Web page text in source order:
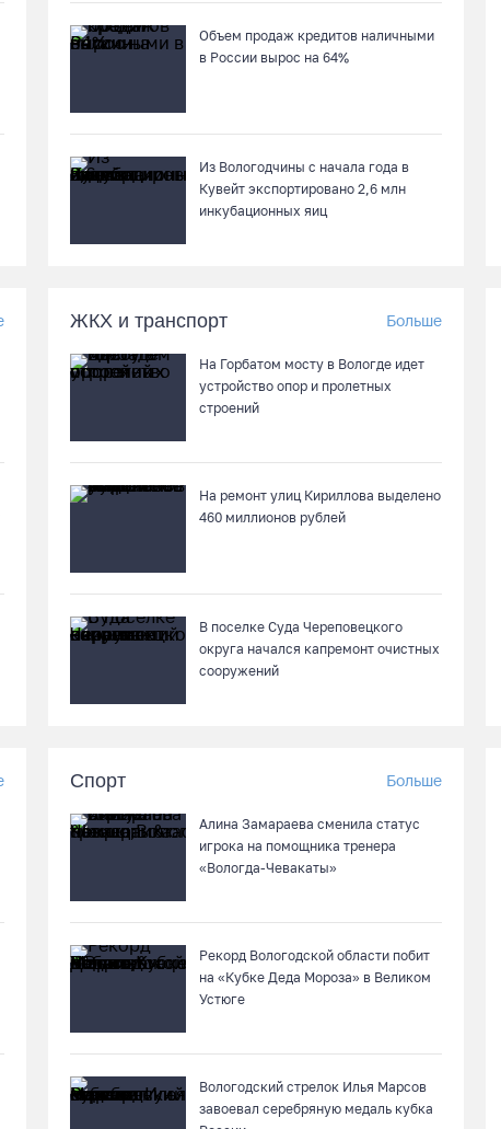
Объем продаж кредитов наличными
в России вырос на 64%
Из Вологодчины с начала года в
Кувейт экспортировано 2,6 млн
инкубационных яиц
ЖКХ и транспорт Больше
На Горбатом мосту в Вологде идет
устройство опор и пролетных
строений
На ремонт улиц Кириллова выделено
460 миллионов рублей
В поселке Суда Череповецкого
округа начался капремонт очистных
сооружений
Спорт Больше
Алина Замараева сменила статус
игрока на помощника тренера
«Вологда-Чевакаты»
Рекорд Вологодской области побит
на «Кубке Деда Мороза» в Великом
Устюге
Вологодский стрелок Илья Марсов
завоевал серебряную медаль кубка